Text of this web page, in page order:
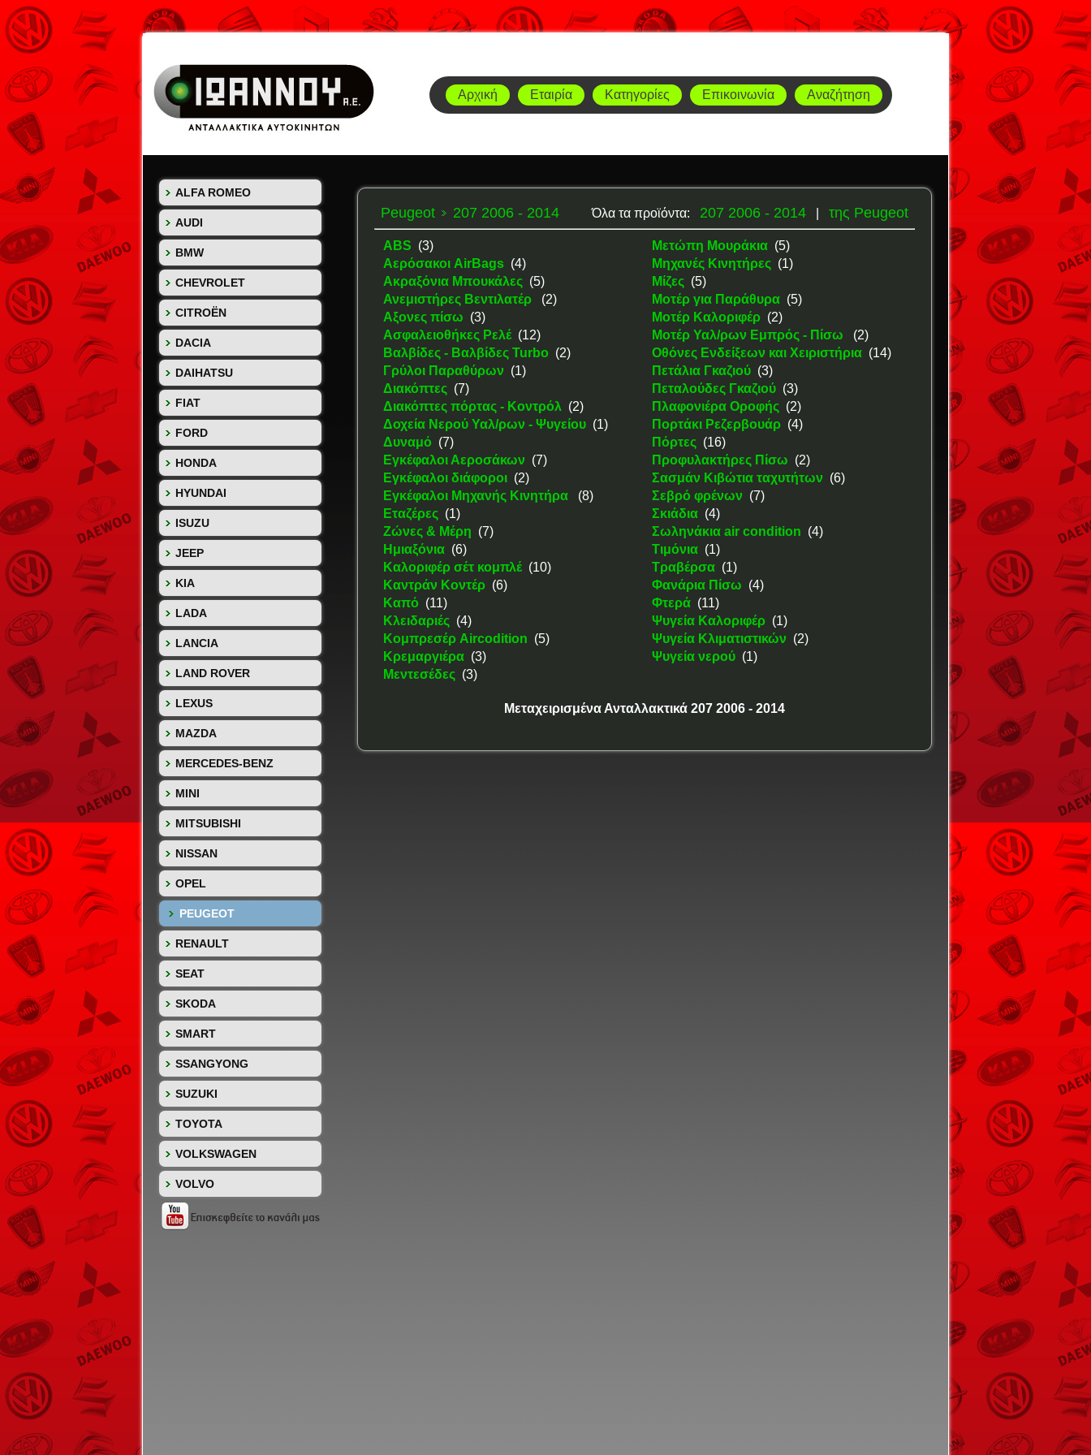
Αρχική Εταιρία Κατηγορίες Επικοινωνία Αναζήτηση
ALFA ROMEO
AUDI
BMW
CHEVROLET
CITROËN
DACIA
DAIHATSU
FIAT
FORD
HONDA
HYUNDAI
ISUZU
JEEP
KIA
LADA
LANCIA
LAND ROVER
LEXUS
MAZDA
MERCEDES-BENZ
MINI
MITSUBISHI
NISSAN
OPEL
PEUGEOT
RENAULT
SEAT
SKODA
SMART
SSANGYONG
SUZUKI
TOYOTA
VOLKSWAGEN
VOLVO
Όλα τα προϊόντα: 207 2006 - 2014 της Peugeot
Peugeot 207 2006 - 2014
ABS (3) Μετώπη Μουράκια (5)
Αερόσακοι AirBags (4) Μηχανές Κινητήρες (1)
Ακραξόνια Μπουκάλες (5) Μίζες (5)
Ανεμιστήρες Βεντιλατέρ
(2) Μοτέρ για Παράθυρα (5)
Αξονες πίσω (3) Μοτέρ Καλοριφέρ (2)
Ασφαλειοθήκες Ρελέ (12) Μοτέρ Υαλ/ρων Εμπρός - Πίσω
(2)
Βαλβίδες - Βαλβίδες Turbo (2) Οθόνες Ενδείξεων και Χειριστήρια (14)
Γρύλοι Παραθύρων (1) Πετάλια Γκαζιού (3)
Διακόπτες (7) Πεταλούδες Γκαζιού (3)
Διακόπτες πόρτας - Κοντρόλ (2) Πλαφονιέρα Οροφής (2)
Δοχεία Νερού Υαλ/ρων - Ψυγείου (1) Πορτάκι Ρεζερβουάρ (4)
Δυναμό (7) Πόρτες (16)
Εγκέφαλοι Αεροσάκων (7) Προφυλακτήρες Πίσω (2)
Εγκέφαλοι διάφοροι (2) Σασμάν Κιβώτια ταχυτήτων (6)
Εγκέφαλοι Μηχανής Κινητήρα
(8) Σεβρό φρένων (7)
Εταζέρες (1) Σκιάδια (4)
Ζώνες & Μέρη (7) Σωληνάκια air condition (4)
Ημιαξόνια (6) Τιμόνια (1)
Καλοριφέρ σέτ κομπλέ (10) Τραβέρσα (1)
Καντράν Κοντέρ (6) Φανάρια Πίσω (4)
Καπό (11) Φτερά (11)
Κλειδαριές (4) Ψυγεία Καλοριφέρ (1)
Κομπρεσέρ Aircodition (5) Ψυγεία Κλιματιστικών (2)
Κρεμαργιέρα (3) Ψυγεία νερού (1)
Μεντεσέδες (3)
Μεταχειρισμένα Ανταλλακτικά 207 2006 - 2014